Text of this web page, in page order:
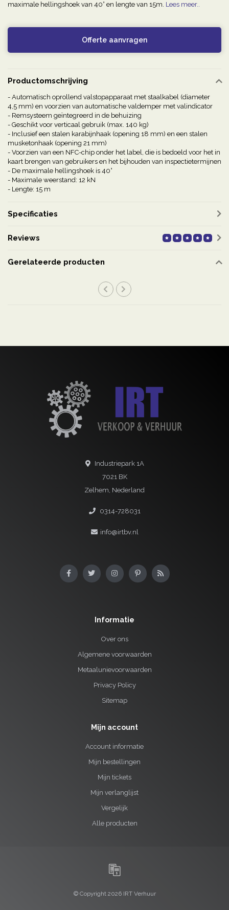
maximale hellingshoek van 40° en lengte van 15m. Lees meer..
Offerte aanvragen
Productomschrijving
- Automatisch oprollend valstopapparaat met staalkabel (diameter
4,5 mm) en voorzien van automatische valdemper met valindicator
- Remsysteem geïntegreerd in de behuizing
- Geschikt voor verticaal gebruik (max. 140 kg)
- Inclusief een stalen karabijnhaak (opening 18 mm) en een stalen
musketonhaak (opening 21 mm)
- Voorzien van een NFC-chip onder het label, die is bedoeld voor het in
kaart brengen van gebruikers en het bijhouden van inspectietermijnen
- De maximale hellingshoek is 40°
- Maximale weerstand: 12 kN
- Lengte: 15 m
Specificaties
Reviews
Gerelateerde producten
Industriepark 1A
7021 BK
Zelhem, Nederland
0314-728031
info@irtbv.nl
Informatie
Over ons
Algemene voorwaarden
Metaalunievoorwaarden
Privacy Policy
Sitemap
Mijn account
Account informatie
Mijn bestellingen
Mijn tickets
Mijn verlanglijst
Vergelijk
Alle producten
© Copyright 2026 IRT Verhuur